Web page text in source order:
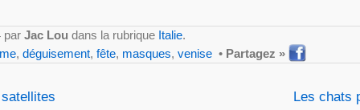
par Jac Lou dans la rubrique Italie.
, déguisement, fête, masques, venise• Partagez »
Les chats